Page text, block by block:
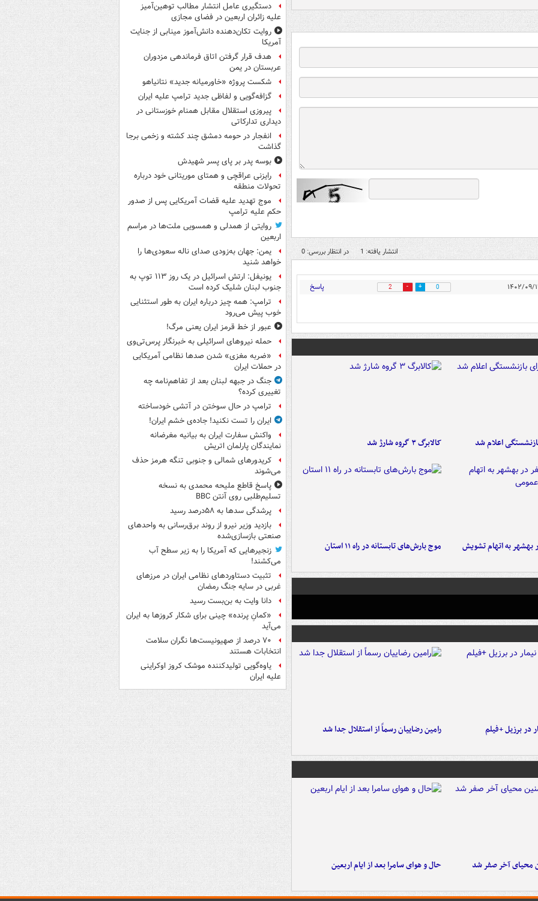
انتشار یافته: 1 در انتظار بررسی: 0
0
2 پاسخ
اعلام شد کالابرگ ۳ گروه شارژ شد
۶ نفر در بهشهر به اتهام تشویش
موج بارش‌های تابستانه در راه ۱۱ استان
در برزیل +فیلم رامین رضاییان رسماً از استقلال جدا شد
محیای آخر صفر شد حال و هوای سامرا بعد از ایام اربعین
دستگیری عامل انتشار مطالب توهین‌آمیز
علیه زائران اربعین در فضای مجازی
روایت تکان‌دهنده دانش‌آموز مینابی از جنایت
آمریکا
هدف قرار گرفتن اتاق‌ فرماندهی مزدوران
عربستان در یمن
شکست پروژه «خاورمیانه جدید» نتانیاهو
گزافه‌گویی و لفاظی جدید ترامپ علیه ایران
پیروزی استقلال مقابل همنام خوزستانی در
دیداری تدارکاتی
انفجار در حومه دمشق چند کشته و زخمی برجا
گذاشت
بوسه‌ پدر بر پای پسر شهیدش
رایزنی عراقچی و همتای موریتانی خود درباره
تحولات منطقه
موج تهدید علیه قضات آمریکایی پس از صدور
حکم علیه ترامپ
روایتی از همدلی و همسویی ملت‌ها در مراسم
اربعین
یمن: جهان به‌زودی صدای ناله سعودی‌ها را
خواهد شنید
یونیفل: ارتش اسرائیل در یک روز ۱۱۳ توپ به
جنوب لبنان شلیک کرده است
ترامپ: همه چیز درباره ایران به طور استثنایی
خوب پیش می‌رود
عبور از خط قرمز ایران یعنی مرگ!
حمله نیروهای اسرائیلی به خبرنگار پرس‌تی‌وی
«ضربه مغزی» شدن صدها نظامی آمریکایی
در حملات ایران
جنگ در جبهه لبنان بعد از تفاهم‌نامه چه
تغییری کرده؟
ترامپ در حال سوختن در آتشی خودساخته
ایران را تست نکنید! جاده‌ی خشم ایران!
واکنش سفارت ایران به بیانیه مغرضانه
نمایندگان پارلمان اتریش
کریدورهای شمالی و جنوبی تنگه هرمز حذف
می‌شوند
پاسخ قاطع ملیحه محمدی به نسخه
تسلیم‌طلبی روی آنتن BBC
پرشدگی سدها به ۵۸درصد رسید
بازدید وزیر نیرو از روند برق‌رسانی به واحدهای
صنعتی بازسازی‌شده
زنجیرهایی که آمریکا را به زیر سطح آب
می‌کشند!
تثبیت دستاوردهای نظامی ایران در مرزهای
غربی در سایه جنگ رمضان
دانا وایت به بن‌بست رسید
«کمانِ پرنده» چینی برای شکار کروزها به ایران
می‌آید
۷۰ درصد از صهیونیست‌ها نگران سلامت
انتخابات هستند
یاوه‌گویی تولیدکننده موشک کروز اوکراینی
علیه ایران